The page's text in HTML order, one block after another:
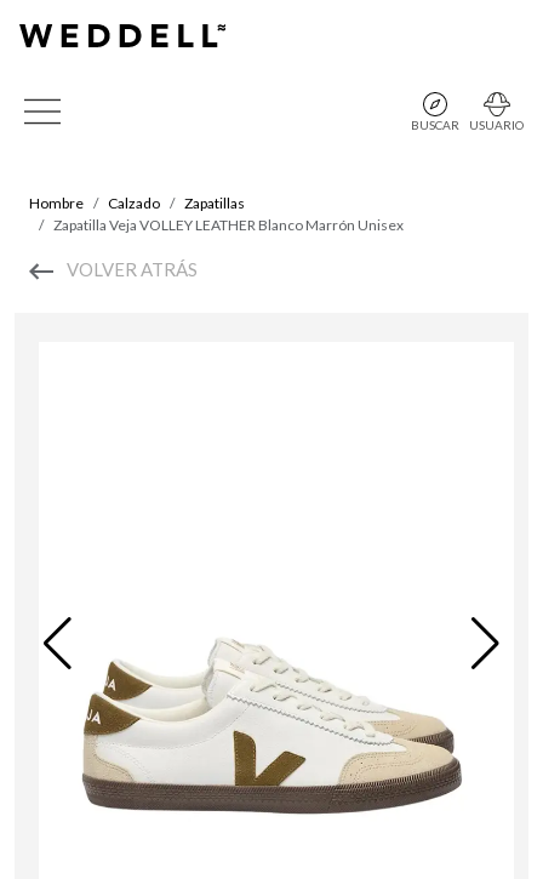
BUSCAR USUARIO
Hombre Calzado
Zapatillas
Zapatilla Veja VOLLEY LEATHER Blanco Marrón Unisex
VOLVER ATRÁS